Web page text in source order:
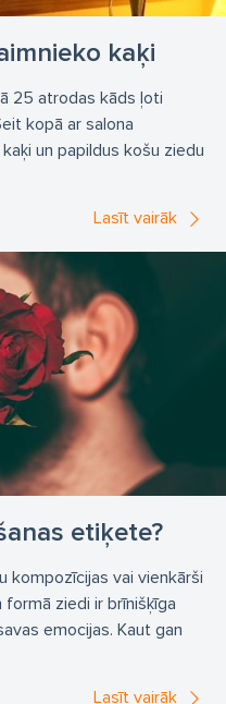
kaķi
25 atrodas kāds ļoti
kopā ar salona
un papildus košu ziedu
Lasīt vairāk
etiķete?
kompozīcijas vai vienkārši
ziedi ir brīnišķīga
emocijas. Kaut gan
Lasīt vairāk